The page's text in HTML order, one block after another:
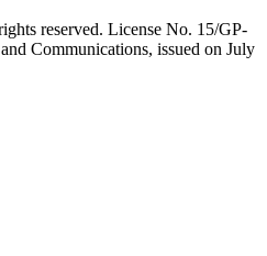
reserved. License No. 15/GP-
Communications, issued on July